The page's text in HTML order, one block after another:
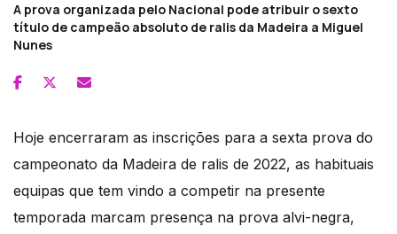
A prova organizada pelo Nacional pode atribuir o sexto
título de campeão absoluto de ralis da Madeira a Miguel
Nunes
Hoje encerraram as inscrições para a sexta prova do
campeonato da Madeira de ralis de 2022, as habituais
equipas que tem vindo a competir na presente
temporada marcam presença na prova alvi-negra,